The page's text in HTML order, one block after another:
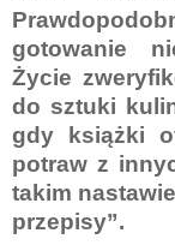
gotowanie
Życie
do sztuki
gdy książki
potraw z
takim
przepisy”.